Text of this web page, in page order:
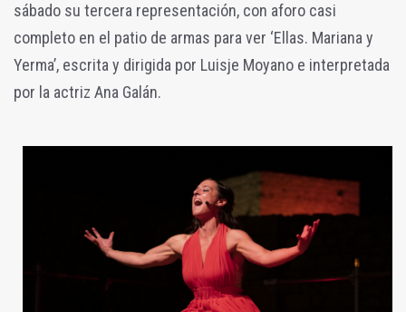
sábado su tercera representación, con aforo casi
completo en el patio de armas para ver ‘Ellas. Mariana y
Yerma’, escrita y dirigida por Luisje Moyano e interpretada
por la actriz Ana Galán.